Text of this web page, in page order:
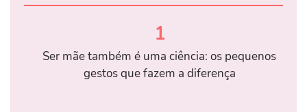
1
Ser mãe também é uma ciência: os pequenos
gestos que fazem a diferença